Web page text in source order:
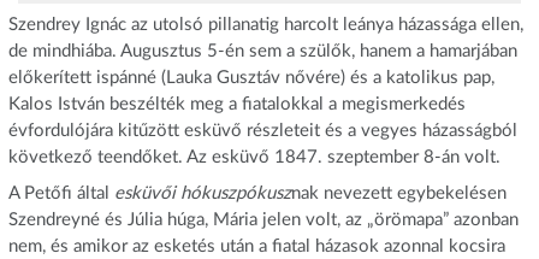
Szendrey Ignác az utolsó pillanatig harcolt leánya házassága ellen,
de mindhiába. Augusztus 5-én sem a szülők, hanem a hamarjában
előkerített ispánné (Lauka Gusztáv nővére) és a katolikus pap,
Kalos István beszélték meg a fiatalokkal a megismerkedés
évfordulójára kitűzött esküvő részleteit és a vegyes házasságból
következő teendőket. Az esküvő 1847. szeptember 8-án volt.
A Petőfi által esküvői hókuszpókusznak nevezett egybekelésen
Szendreyné és Júlia húga, Mária jelen volt, az „örömapa” azonban
nem, és amikor az esketés után a fiatal házasok azonnal kocsira